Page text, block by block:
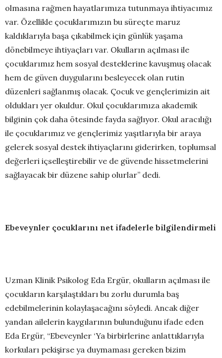
olmasına rağmen hayatlarımıza tutunmaya ihtiyacımız
var. Özellikle çocuklarımızın bu süreçte maruz
kaldıklarıyla başa çıkabilmek için günlük yaşama
dönebilmeye ihtiyaçları var. Okulların açılması ile
çocuklarımız hem sosyal desteklerine kavuşmuş olacak
hem de güven duygularını besleyecek olan rutin
düzenleri sağlanmış olacak. Çocuk ve gençlerimizin ait
oldukları yer okuldur. Okul çocuklarımıza akademik
bilginin çok daha ötesinde fayda sağlıyor. Okul aracılığı
ile çocuklarımız ve gençlerimiz yaşıtlarıyla bir araya
gelerek sosyal destek ihtiyaçlarını giderirken, toplumsal
değerleri içselleştirebilir ve de güvende hissetmelerini
sağlayacak bir düzene sahip olurlar” dedi.
Ebeveynler çocuklarını net ifadelerle bilgilendirmeli
Uzman Klinik Psikolog Eda Ergür, okulların açılması ile
çocukların karşılaştıkları bu zorlu durumla baş
edebilmelerinin kolaylaşacağını söyledi. Ancak diğer
yandan ailelerin kaygılarının bulunduğunu ifade eden
Eda Ergür, “Ebeveynler ‘Ya birbirlerine anlattıklarıyla
korkuları pekişirse ya duymaması gereken bizim